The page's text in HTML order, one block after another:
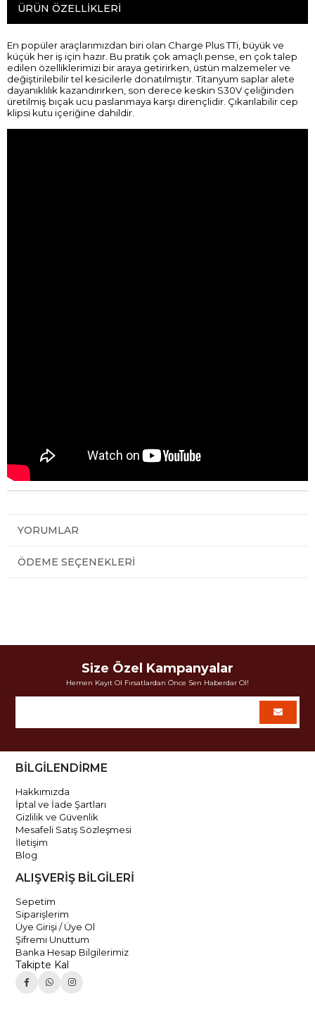
ÜRÜN ÖZELLIKLERI
En popüler araçlarımızdan biri olan Charge Plus TTi, büyük ve
küçük her iş için hazır. Bu pratik çok amaçlı pense, en çok talep
edilen özelliklerimizi bir araya getirirken, üstün malzemeler ve
değiştirilebilir tel kesicilerle donatılmıştır. Titanyum saplar alete
dayanıklılık kazandırırken, son derece keskin S30V çeliğinden
üretilmiş bıçak ucu paslanmaya karşı dirençlidir. Çıkarılabilir cep
klipsi kutu içeriğine dahildir.
YORUMLAR
ÖDEME SEÇENEKLERI
Size Özel Kampanyalar
Hemen Kayıt Ol Fırsatlardan Önce Sen Haberdar Ol!
BİLGİLENDİRME
Hakkımızda
İptal ve İade Şartları
Gizlilik ve Güvenlik
Mesafeli Satış Sözleşmesi
İletişim
Blog
ALIŞVERİŞ BİLGİLERİ
Sepetim
Siparişlerim
Üye Girişi / Üye Ol
Şifremi Unuttum
Banka Hesap Bilgilerimiz
Takipte Kal